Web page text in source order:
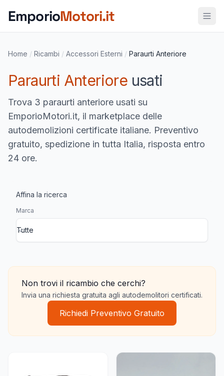
EmporioMotori.it
Home / Ricambi / Accessori Esterni / Paraurti Anteriore
Paraurti Anteriore usati
Trova 3 paraurti anteriore usati su
EmporioMotori.it, il marketplace delle
autodemolizioni certificate italiane. Preventivo
gratuito, spedizione in tutta Italia, risposta entro
24 ore.
Affina la ricerca
Marca
Paraurti Anteriore BMW
Non trovi il ricambio che cerchi?
Invia una richiesta gratuita agli autodemolitori certificati.
Richiedi Preventivo Gratuito